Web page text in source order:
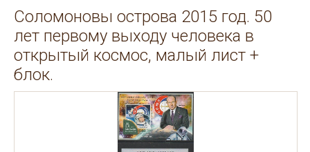
Соломоновы острова 2015 год. 50
лет первому выходу человека в
открытый космос, малый лист +
блок.